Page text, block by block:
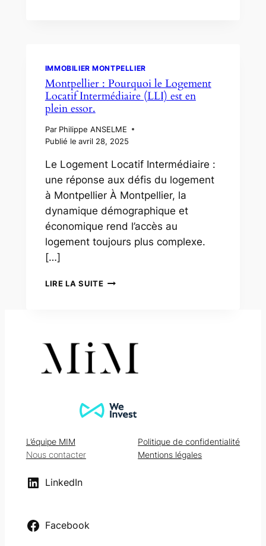
SOLUTION
POUR
À
PRIX
IMMOBILIER MONTPELLIER
Montpellier : Pourquoi le Logement
Locatif Intermédiaire (LLI) est en
plein essor.
Par Philippe ANSELME
Publié le avril 28, 2025
Le Logement Locatif Intermédiaire :
une réponse aux défis du logement
à Montpellier À Montpellier, la
dynamique démographique et
économique rend l’accès au
logement toujours plus complexe.
[…]
LIRE LA SUITEMONTPELLIER
INTERMÉDIAIRE
(LLI)
EST
ESSOR.
L’équipe MIM
Nous contacter
Politique de confidentialité
Mentions légales
LinkedIn
Facebook